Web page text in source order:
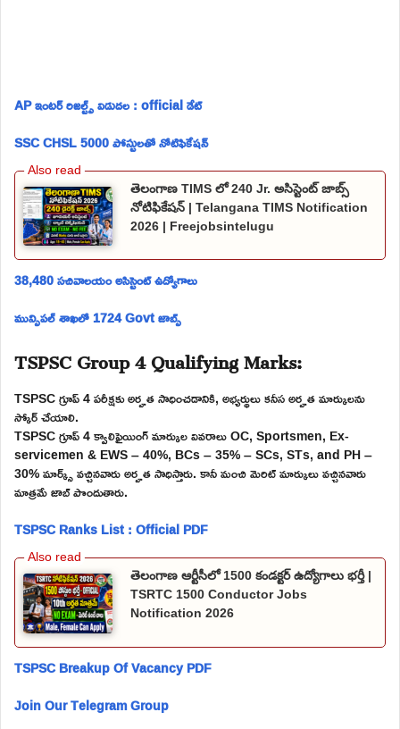
AP ఇంటర్ రిజల్ట్స్ విడుదల : official డేట్
SSC CHSL 5000 పోస్టులతో నోటిఫికేషన్
తెలంగాణ TIMS లో 240 Jr. అసిస్టెంట్ జాబ్స్
నోటిఫికేషన్ | Telangana TIMS Notification
2026 | Freejobsintelugu
38,480 సచివాలయం అసిస్టెంట్ ఉద్యోగాలు
మున్సిపల్ శాఖలో 1724 Govt జాబ్స్
TSPSC Group 4 Qualifying Marks:
TSPSC గ్రూప్ 4 పరీక్షకు అర్హత సాధించడానికి, అభ్యర్థులు కనీస అర్హత మార్కులను
స్కోర్ చేయాలి.
TSPSC గ్రూప్ 4 క్వాలిఫైయింగ్ మార్కుల వివరాలు OC, Sportsmen, Ex-
servicemen & EWS – 40%, BCs – 35% – SCs, STs, and PH –
30% మార్క్స్ వచ్చినవారు అర్హత సాధిస్తారు. కానీ మంచి మెరిట్ మార్కులు వచ్చినవారు
మాత్రమే జాబ్ పొందుతారు.
TSPSC Ranks List : Official PDF
తెలంగాణ ఆర్టీసీలో 1500 కండక్టర్ ఉద్యోగాలు భర్తీ |
TSRTC 1500 Conductor Jobs
Notification 2026
TSPSC Breakup Of Vacancy PDF
Join Our Telegram Group